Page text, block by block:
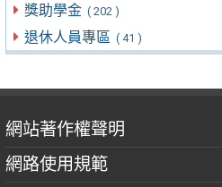
獎助學金 ( 202 )
退休人員專區 ( 41 )
網站著作權聲明
網路使用規範